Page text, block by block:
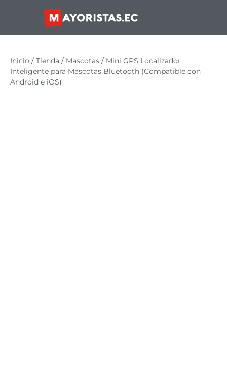
Inicio / Tienda / Mascotas / Mini GPS Localizador
Inteligente para Mascotas Bluetooth (Compatible con
Android e iOS)